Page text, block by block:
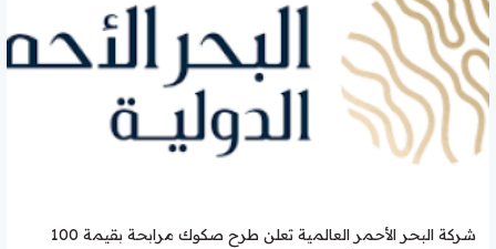
شركة البحر الأحمر العالمية تعلن طرح صكوك مرابحة بقيمة 100